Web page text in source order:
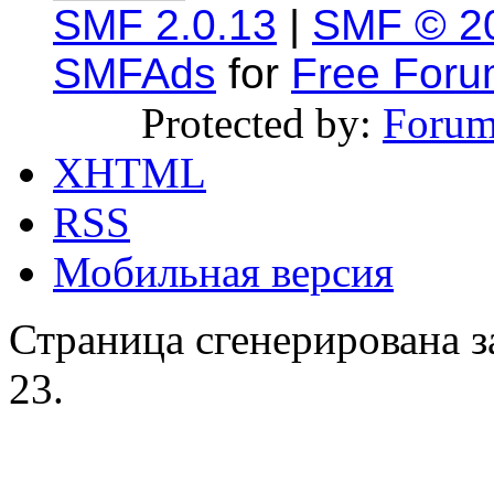
SMF 2.0.13 | SMF ©
SMFAds for Free
Protected by:
XHTML
RSS
Мобильная версия
Страница сгенерирована
23.